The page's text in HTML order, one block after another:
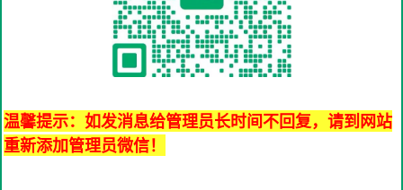
温馨提示：如发消息给管理员长时间不回复，请到网站
重新添加管理员微信！